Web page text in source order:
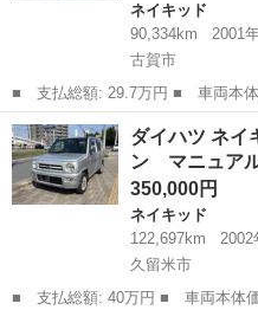
ネイキッド
90,334km
2001
古賀市
■ 支払総額: 29.7万円 ■ 車両本体価格： 229,000 円 ■ メーカー
名： ダイハツ ■ 車種名： ネ
オーナー買取車９０３３４ｋｍ
ィーラー記録...
福岡 古賀市 ネイキッド
ダイハツ ネイ
ン マニュア
350,000円
ネイキッド
122,697km
2002
久留米市
■ 支払総額: 40万円 ■ 車両本体価格： 350,000 円 ■ メーカー